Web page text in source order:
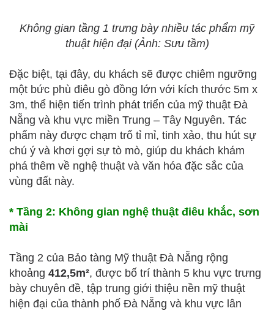
Không gian tầng 1 trưng bày nhiều tác phẩm mỹ
thuật hiện đại (Ảnh: Sưu tầm)
Đặc biệt, tại đây, du khách sẽ được chiêm ngưỡng
một bức phù điêu gò đồng lớn với kích thước 5m x
3m, thể hiện tiến trình phát triển của mỹ thuật Đà
Nẵng và khu vực miền Trung – Tây Nguyên. Tác
phẩm này được chạm trổ tỉ mỉ, tinh xảo, thu hút sự
chú ý và khơi gợi sự tò mò, giúp du khách khám
phá thêm về nghệ thuật và văn hóa đặc sắc của
vùng đất này.
* Tầng 2: Không gian nghệ thuật điêu khắc, sơn
mài
Tầng 2 của Bảo tàng Mỹ thuật Đà Nẵng rộng
khoảng 412,5m², được bố trí thành 5 khu vực trưng
bày chuyên đề, tập trung giới thiệu nền mỹ thuật
hiện đại của thành phố Đà Nẵng và khu vực lân